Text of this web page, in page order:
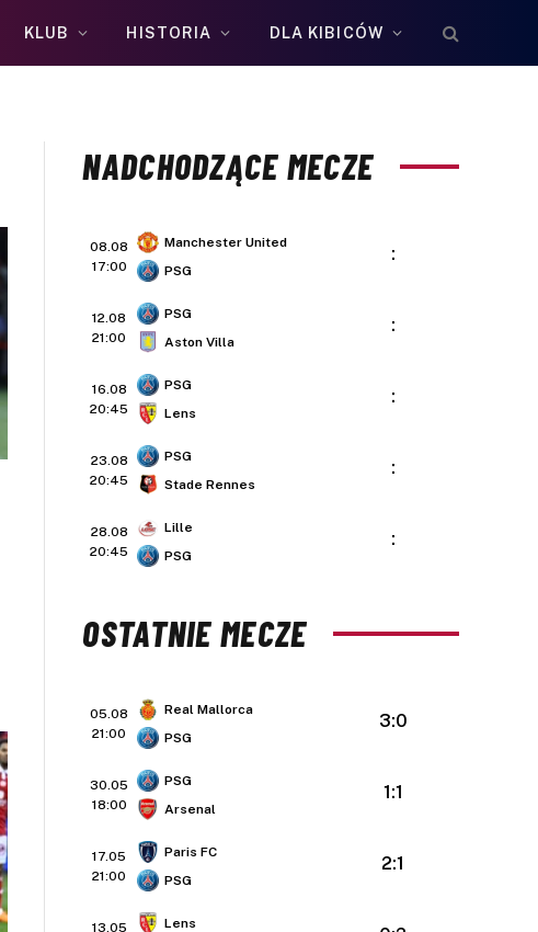
KLUB HISTORIA DLA KIBICÓW
NADCHODZĄCE MECZE
08.08
17:00
Manchester United
PSG
:
12.08
21:00
PSG
Aston Villa
:
16.08
20:45
PSG
Lens
:
23.08
20:45
PSG
Stade Rennes
:
28.08
20:45
Lille
PSG
:
OSTATNIE MECZE
05.08
21:00
Real Mallorca
PSG
3:0
30.05
18:00
PSG
Arsenal
1:1
17.05
21:00
Paris FC
PSG
2:1
13.05
Lens